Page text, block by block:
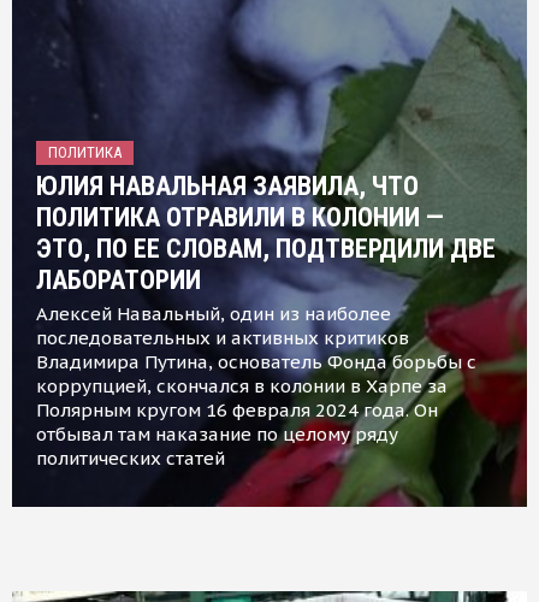
ПОЛИТИКА
ЮЛИЯ НАВАЛЬНАЯ ЗАЯВИЛА, ЧТО
ПОЛИТИКА ОТРАВИЛИ В КОЛОНИИ —
ЭТО, ПО ЕЕ СЛОВАМ, ПОДТВЕРДИЛИ ДВЕ
ЛАБОРАТОРИИ
Алексей Навальный, один из наиболее
последовательных и активных критиков
Владимира Путина, основатель Фонда борьбы с
коррупцией, скончался в колонии в Харпе за
Полярным кругом 16 февраля 2024 года. Он
отбывал там наказание по целому ряду
политических статей